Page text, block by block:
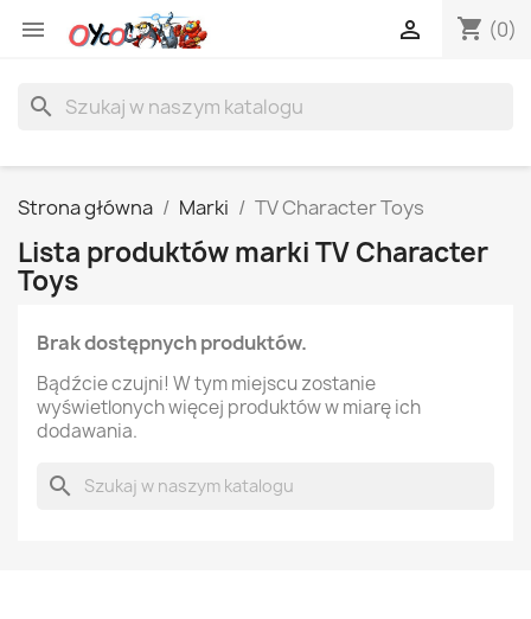
 shopping_cart (0)

search
Strona główna Marki TV Character Toys
Lista produktów marki TV Character
Toys
Brak dostępnych produktów.
Bądźcie czujni! W tym miejscu zostanie
wyświetlonych więcej produktów w miarę ich
dodawania.
search